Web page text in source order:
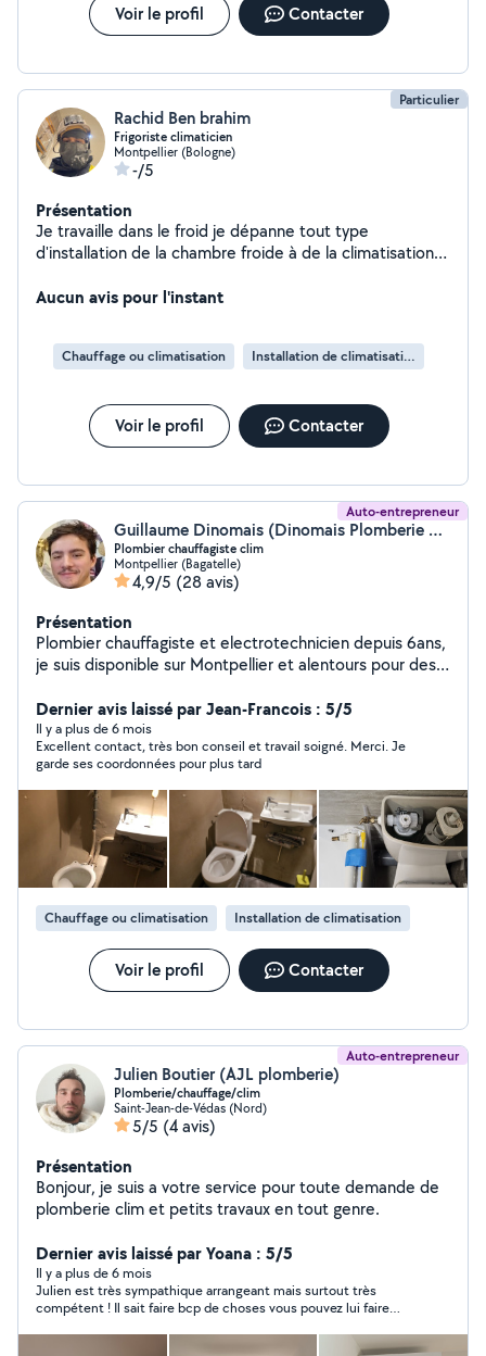
Voir le profil Contacter
Particulier
Rachid Ben brahim
Frigoriste climaticien
Montpellier (Bologne)
-/5
Présentation
Je travaille dans le froid je dépanne tout type
d'installation de la chambre froide à de la climatisation ,
contacter .
Aucun avis pour l'instant
Chauffage ou climatisation Installation de climatisation
Voir le profil Contacter
Auto-entrepreneur
Guillaume Dinomais (Dinomais Plomberie Chauffage)
Plombier chauffagiste clim
Montpellier (Bagatelle)
4,9/5 (28 avis)
Présentation
Plombier chauffagiste et electrotechnicien depuis 6ans,
je suis disponible sur Montpellier et alentours pour des
chasse d'eau, remplacement cumulus. Pose et
diagnostic/réparation climatisation Intervention pour
tout problèmes lié à l'assainissement, débouchage,
réparation, remplacement pompe de relevage fosse
septique. Installation solaire hydraulique Remplacement
et entretien pompe de forage, piscine et groupe de
surpression. Vous pouvez me contacter directement,
disponible les week-end et en fin de journée !
O648731043 N'hésitez pas à me contacter.
Dernier avis laissé par Jean-Francois : 5/5
Il y a plus de 6 mois
Excellent contact, très bon conseil et travail soigné. Merci. Je
garde ses coordonnées pour plus tard
Chauffage ou climatisation Installation de climatisation
Voir le profil Contacter
Auto-entrepreneur
Julien Boutier (AJL plomberie)
Plomberie/chauffage/clim
Saint-Jean-de-Védas (Nord)
5/5 (4 avis)
Présentation
Bonjour, je suis a votre service pour toute demande de
plomberie clim et petits travaux en tout genre.
Dernier avis laissé par Yoana : 5/5
Il y a plus de 6 mois
Julien est très sympathique arrangeant mais surtout très
compétent ! Il sait faire bcp de choses vous pouvez lui faire